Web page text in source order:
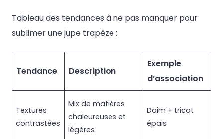
Tableau des tendances à ne pas manquer pour
sublimer une jupe trapèze :
Tendance Description
Exemple
d’association
Textures
contrastées
Mix de matières
chaleureuses et
légères
Daim + tricot
épais